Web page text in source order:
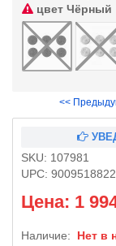
цвет Чёрный
<<
SKU: 107981
UPC:
Цена: 1
Наличие: Нет в